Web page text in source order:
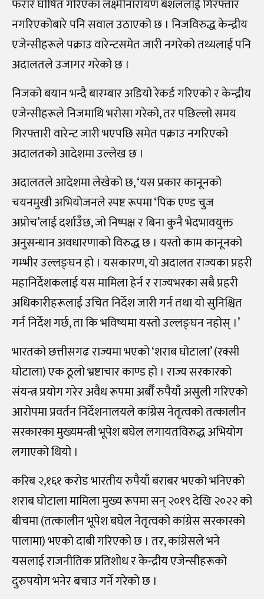
फरार घोषित गरिएका लक्ष्मीनारायण बंशललाई गिरफ्तार
नगरिएकोबारे पनि सवाल उठाएको छ । निजविरुद्ध केन्द्रीय
एजेन्सीहरूले पक्राउ वारेन्टसमेत जारी नगरेको तथ्यलाई पनि
अदालतले उजागर गरेको छ ।
निजको बयान भन्दै बारम्बार अडियो रेकर्ड गरिएको र केन्द्रीय
एजेन्सीहरूले निजमाथि भरोसा गरेको, तर पछिल्लो समय
गिरफ्तारी वारेन्ट जारी भएपछि समेत पक्राउ नगरिएको
अदालतको आदेशमा उल्लेख छ ।
अदालतले आदेशमा लेखेको छ, ‘यस प्रकार कानूनको
चयनमुखी अभियोजनले स्पष्ट रूपमा ‘पिक एण्ड चुज
अप्रोच’लाई दर्शाउँछ, जो निष्पक्ष र बिना कुनै भेदभावयुक्त
अनुसन्धान अवधारणाको विरुद्ध छ । यस्तो काम कानूनको
गम्भीर उल्लङ्घन हो । यसकारण, यो अदालत राज्यका प्रहरी
महानिर्देशकलाई यस मामिला हेर्न र राज्यभरका सबै प्रहरी
अधिकारीहरूलाई उचित निर्देश जारी गर्न तथा यो सुनिश्चित
गर्न निर्देश गर्छ, ता कि भविष्यमा यस्तो उल्लङ्घन नहोस्‌ ।’
भारतको छत्तीसगढ राज्यमा भएको ‘शराब घोटाला’ (रक्सी
घोटाला) एक ठूलो भ्रष्टाचार काण्ड हो । राज्य सरकारको
संयन्त्र प्रयोग गरेर अवैध रूपमा अर्बौँ रुपैयाँ असुली गरिएको
आरोपमा प्रवर्तन निर्देशनालयले कांग्रेस नेतृत्वको तत्कालीन
सरकारका मुख्यमन्त्री भूपेश बघेल लगायतविरुद्ध अभियोग
लगाएको थियो ।
करिब २,१६१ करोड भारतीय रुपैयाँ बराबर भएको भनिएको
शराब घोटाला मामिला मुख्य रूपमा सन् २०१९ देखि २०२२ को
बीचमा (तत्कालीन भूपेश बघेल नेतृत्वको कांग्रेस सरकारको
पालामा) भएको दाबी गरिएको छ । तर, कांग्रेसले भने
यसलाई राजनीतिक प्रतिशोध र केन्द्रीय एजेन्सीहरूको
दुरुपयोग भनेर बचाउ गर्ने गरेको छ ।